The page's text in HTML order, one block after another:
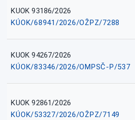
KUOK 93186/2026
KÚOK/68941/2026/OŽPZ/7288
KUOK 94267/2026
KÚOK/83346/2026/OMPSČ-P/537
KUOK 92861/2026
KÚOK/53327/2026/OŽPZ/7149